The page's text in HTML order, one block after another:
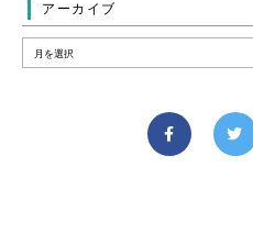
アーカイブ